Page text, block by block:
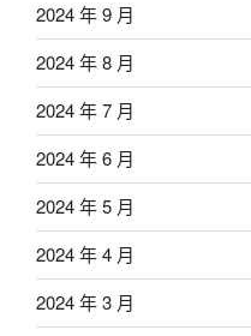
2024 年 9 月
2024 年 8 月
2024 年 7 月
2024 年 6 月
2024 年 5 月
2024 年 4 月
2024 年 3 月